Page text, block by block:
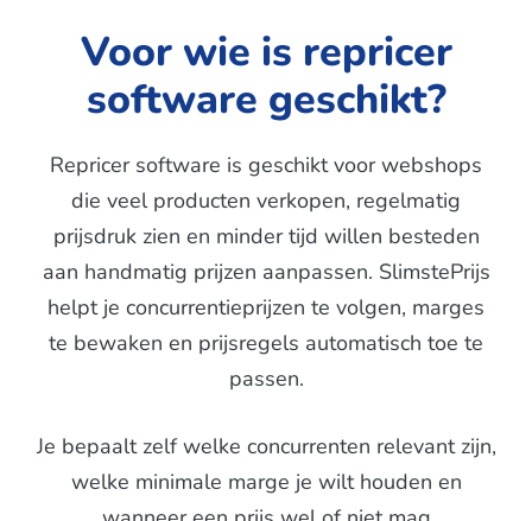
Voor wie is repricer
software geschikt?
Repricer software is geschikt voor webshops
die veel producten verkopen, regelmatig
prijsdruk zien en minder tijd willen besteden
aan handmatig prijzen aanpassen. SlimstePrijs
helpt je concurrentieprijzen te volgen, marges
te bewaken en prijsregels automatisch toe te
passen.
Je bepaalt zelf welke concurrenten relevant zijn,
welke minimale marge je wilt houden en